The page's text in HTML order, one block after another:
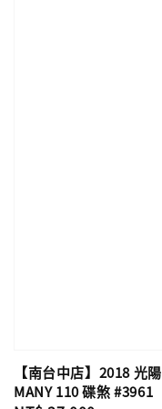
【南台中店】2018 光陽
MANY 110 碟煞 #3961